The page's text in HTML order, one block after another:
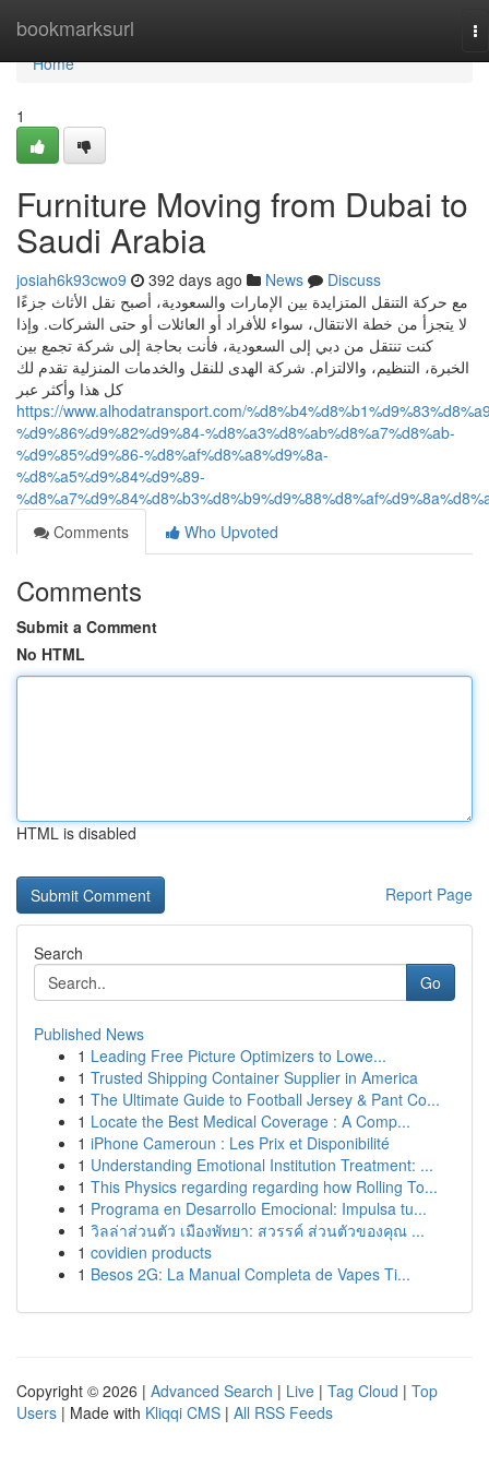
bookmarksurl
Home
Home
1
Furniture Moving from Dubai to
Saudi Arabia
josiah6k93cwo9 392 days ago News
Discuss
مع حركة التنقل المتزايدة بين الإمارات والسعودية، أصبح نقل الأثاث جزءًا
لا يتجزأ من خطة الانتقال، سواء للأفراد أو العائلات أو حتى الشركات. وإذا
كنت تنتقل من دبي إلى السعودية، فأنت بحاجة إلى شركة تجمع بين
الخبرة، التنظيم، والالتزام. شركة الهدى للنقل والخدمات المنزلية تقدم لك
كل هذا وأكثر عبر
https://www.alhodatransport.com/
%d9%86%d9%82%d9%84-%d8%a3%d8%ab%d8%a7%d8%ab-
%d9%85%d9%86-%d8%af%d8%a8%d9%8a-
%d8%a5%d9%84%d9%89-
Comments
Who Upvoted
Comments
Submit a Comment
No HTML
HTML is disabled
Report Page
Search
Go
Published News
1 Leading Free Picture Optimizers to Lowe...
1 Trusted Shipping Container Supplier in America
1 The Ultimate Guide to Football Jersey & Pant Co...
1 Locate the Best Medical Coverage : A Comp...
1 iPhone Cameroun : Les Prix et Disponibilité
1 Understanding Emotional Institution Treatment: ...
1 This Physics regarding regarding how Rolling To...
1 Programa en Desarrollo Emocional: Impulsa tu...
1 วิลล่าส่วนตัว เมืองพัทยา: สวรรค์ ส่วนตัวของคุณ ...
1 covidien products
1 Besos 2G: La Manual Completa de Vapes Ti...
Copyright © 2026 | Advanced Search | Live | Tag Cloud | Top
Users | Made with Kliqqi CMS | All RSS Feeds